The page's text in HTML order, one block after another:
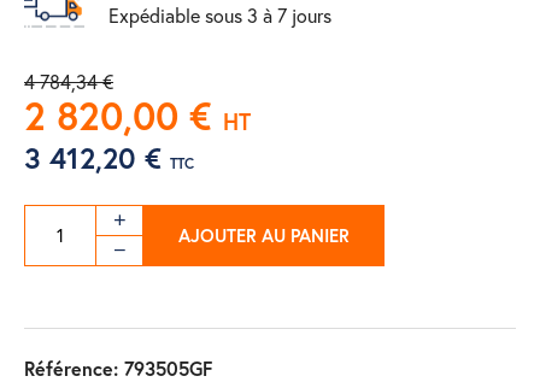
Expédiable sous 3 à 7 jours
4 784,34 €
2 820,00 € HT
3 412,20 € TTC
AJOUTER AU PANIER
Référence: 793505GF